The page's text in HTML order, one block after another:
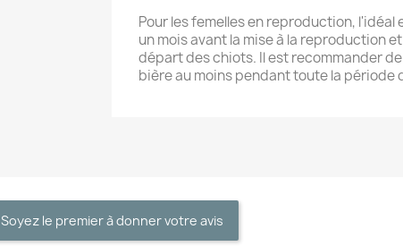
Pour les femelles en reproduction, l'idéal
un mois avant la mise à la reproduction
départ des chiots. Il est recommander
bière au moins pendant toute la période
Soyez le premier à donner votre avis